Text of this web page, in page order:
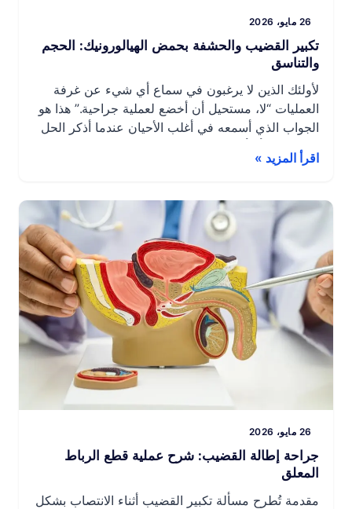
26 مايو، 2026
تكبير القضيب والحشفة بحمض الهيالورونيك: الحجم
والتناسق
لأولئك الذين لا يرغبون في سماع أي شيء عن غرفة
العمليات “لا، مستحيل أن أخضع لعملية جراحية.” هذا هو
الجواب الذي أسمعه في أغلب الأحيان عندما أذكر الحل
الجراحي. وأنا أتفهم ذلك. بالنسبة للعديد من الرجال،
تمثل غرفة العمليات والتخدير والتعافي أو المخاطر
حقيقياً ويؤثر على […]
اقرأ المزيد »
26 مايو، 2026
جراحة إطالة القضيب: شرح عملية قطع الرباط
المعلق
مقدمة تُطرح مسألة تكبير القضيب أثناء الانتصاب بشكل